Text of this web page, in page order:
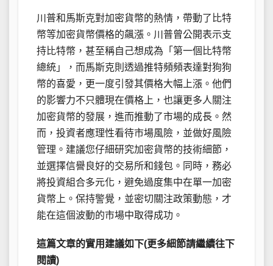
川普和馬斯克對加密貨幣的熱情，帶動了比特
幣等加密貨幣價格的飆漲。川普曾公開表示支
持比特幣，甚至稱自己想成為「第一個比特幣
總統」，而馬斯克則透過推特頻頻表達對狗狗
幣的喜愛，更一度引發其價格大幅上漲。他們
的影響力不只體現在價格上，也讓更多人關注
加密貨幣的發展，進而推動了市場的成長。然
而，投資者應理性看待市場風險，並做好風險
管理。建議您仔細研究加密貨幣的技術細節，
並選擇信譽良好的交易所和錢包。同時，務必
將投資組合多元化，避免過度集中在單一加密
貨幣上。保持警覺，並密切關注政策動態，才
能在這個波動的市場中取得成功。
這篇文章的實用建議如下(更多細節請繼續往下
閱讀)